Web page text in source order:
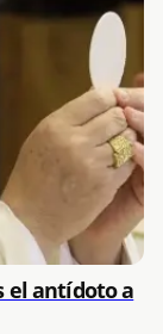
el antídoto a